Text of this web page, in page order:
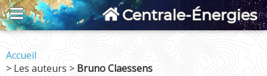
Centrale-Énergies
Accueil
> Les auteurs > Bruno Claessens